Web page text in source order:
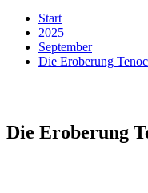
Start
2025
September
Die Eroberung
Die Eroberung